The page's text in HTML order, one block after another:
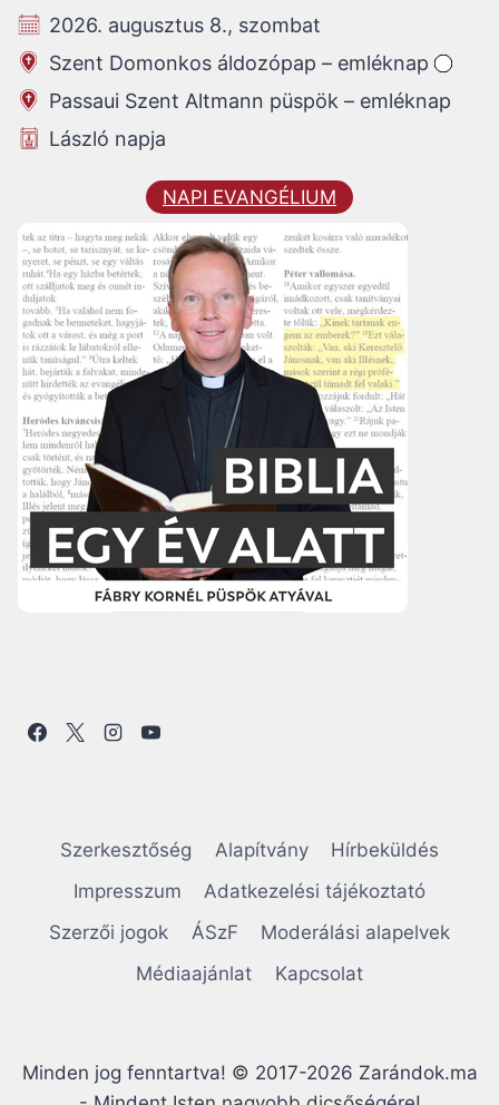
2026. augusztus 8., szombat
Szent Domonkos áldozópap – emléknap
Passaui Szent Altmann püspök – emléknap
László napja
NAPI EVANGÉLIUM
Szerkesztőség Alapítvány
Hírbeküldés
Impresszum
Adatkezelési tájékoztató
Szerzői jogok
ÁSzF
Moderálási alapelvek
Médiaajánlat
Kapcsolat
Minden jog fenntartva! © 2017-2026 Zarándok.ma